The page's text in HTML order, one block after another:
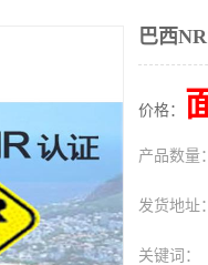
巴西
价格：
产品数量：
发货地址：
关键词：